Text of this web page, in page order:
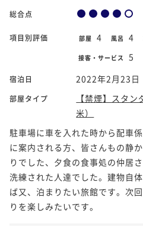
総合点
項目別評価 部屋 4 風呂 4
接客・サービス 5
宿泊日 2022年2月23日
部屋タイプ
【禁煙】スタ
米）
駐車場に車を入れた時から配車
に案内される方、皆さんもの静
りでした、夕食の食事処の仲居
洗練された人達でした。建物自
ば又、泊まりたい旅館です。次
りを楽しみたいです。